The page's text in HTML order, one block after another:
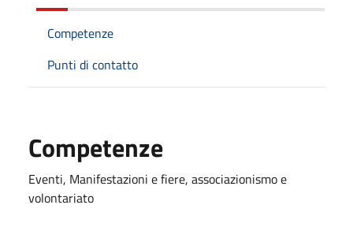
Competenze
Punti di contatto
Competenze
Eventi, Manifestazioni e fiere, associazionismo e
volontariato